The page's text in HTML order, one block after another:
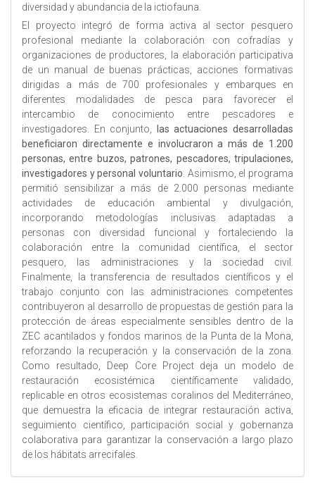
diversidad y abundancia de la ictiofauna.
El proyecto integró de forma activa al sector pesquero
profesional mediante la colaboración con cofradías y
organizaciones de productores, la elaboración participativa
de un manual de buenas prácticas, acciones formativas
dirigidas a más de 700 profesionales y embarques en
diferentes modalidades de pesca para favorecer el
intercambio de conocimiento entre pescadores e
investigadores. En conjunto,
las actuaciones desarrolladas
beneficiaron directamente e involucraron a más de 1.200
personas, entre buzos, patrones, pescadores, tripulaciones,
investigadores y personal voluntario . Asimismo, el programa
permitió sensibilizar a más de 2.000 personas mediante
actividades de educación ambiental y divulgación,
incorporando metodologías inclusivas adaptadas a
personas con diversidad funcional y fortaleciendo la
colaboración entre la comunidad científica, el sector
pesquero, las administraciones y la sociedad civil.
Finalmente, la transferencia de resultados científicos y el
trabajo conjunto con las administraciones competentes
contribuyeron al desarrollo de propuestas de gestión para la
protección de áreas especialmente sensibles dentro de la
ZEC acantilados y fondos marinos de la Punta de la Mona,
reforzando la recuperación y la conservación de la zona.
Como resultado, Deep Core Project deja un modelo de
restauración ecosistémica científicamente validado,
replicable en otros ecosistemas coralinos del Mediterráneo,
que demuestra la eficacia de integrar restauración activa,
seguimiento científico, participación social y gobernanza
colaborativa para garantizar la conservación a largo plazo
de los hábitats arrecifales.